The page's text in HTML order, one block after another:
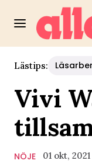
Lästips:
Vivi
NÖJE 01 okt, 2021